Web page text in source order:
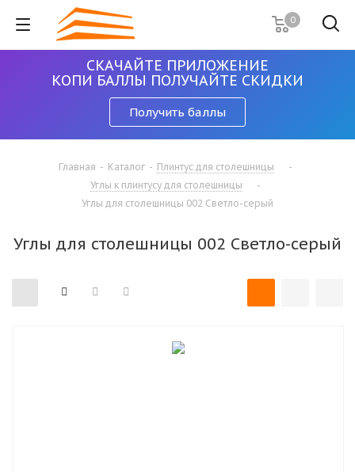
0
СКАЧАЙТЕ ПРИЛОЖЕНИЕ
КОПИ БАЛЛЫ ПОЛУЧАЙТЕ СКИДКИ
Получить баллы
Главная - Каталог - Плинтус для столешницы
-
Углы к плинтусу для столешницы
-
Углы для столешницы 002 Светло-серый
Углы для столешницы 002 Светло-серый